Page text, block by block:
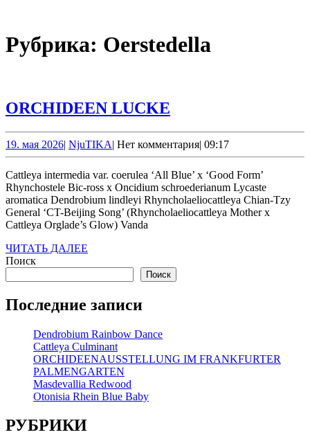
Рубрика: Oerstedella
ORCHIDEEN LUCKE
19. мая 202619.
мая
2026
| NjuTIKANjuTIKA
| Нет комментария| 09:17
Cattleya intermedia var. coerulea ‘All Blue’ х ‘Good Form’
Rhynchostele Bic-ross x Oncidium schroederianum Lycaste
aromatica Dendrobium lindleyi Rhyncholaeliocattleya Chian-Tzy
General ‘CT-Beijing Song’ (Rhyncholaeliocattleya Mother x
Cattleya Orglade’s Glow) Vanda
ЧИТАТЬ ДАЛЕЕ
Поиск
Поиск
Последние записи
Dendrobium Rainbow Dance
Cattleya Culminant
ORCHIDEENAUSSTELLUNG IM FRANKFURTER
PALMENGARTEN
Masdevallia Redwood
Otonisia Rhein Blue Baby
РУБРИКИ